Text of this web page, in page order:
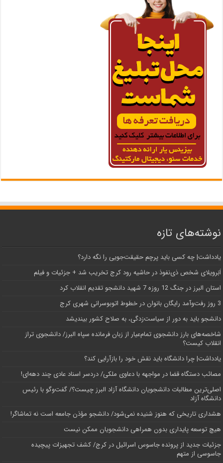
نوشته‌های تازه
یادداشت| ‌چه کسی باید پرچم حقیقت‌جویی را نگه دارد؟
اَبَر‌ویلای شخص ذی‌نفوذ در حاشیه‌ رود کرج تخریب شد + جزئیات و فیلم
استان البرز در جنگ 12 روزه 7 شهید دانشجو تقدیم انقلاب کرد
3 روز رفت‌وآمد رایگان بانوان در خطوط اتوبوسرانی شهری کرج
دانشجو باید به دور از سیاست‌زدگی، به صلاح کشور بیندیشد
شاخصه‌های بارز دانشجوی تمام‌عیار از زبان فرمانده سپاه البرز/ دانشجوی تراز
انقلاب کیست؟
یادداشت| چرا دانشگاه باید نقش خود را بازآرایی کند؟
مصائب دستگاه قضا در مواجهه با دعاوی ملکی/ دردسر اسناد عادی چند‌ دهه‌ای!
اصلی‌ترین مطالبات دانشجویان دانشگاه آزاد البرز چیست؟/ گفت‌وگو با رئیس
دانشگاه آز‌اد
هشداری تاریخی که هنوز شنیده نمی‌شود/ دانشجو مؤذن جامعه است نه تماشاگر!
هیچ توسعه پایداری بدون همراهی دانشجویان ممکن نیست
جزئیات جدید از پرونده جاسوس اسرائیل در کرج/‌ کشف تجهیزات پیچیده
جاسوسی از متهم